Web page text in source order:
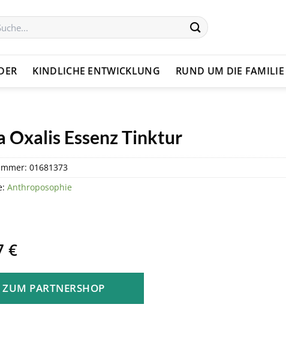
KINDLICHE ENTWICKLUNG RUND UM DIE FAMILIE
Oxalis Essenz Tinktur
€
ZUM PARTNERSHOP
01681373
Anthroposophie